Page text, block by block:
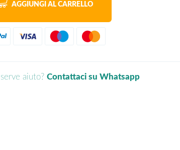
AGGIUNGI AL CARRELLO
serve aiuto? Contattaci su Whatsapp